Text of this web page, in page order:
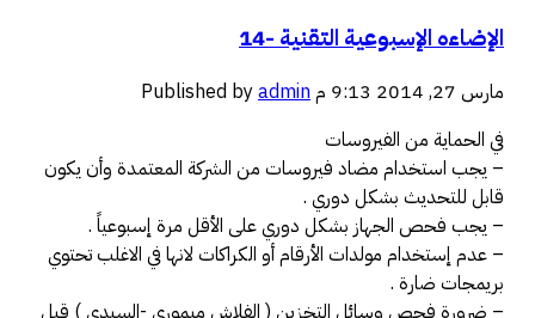
الإضاءه الإسبوعية التقنية -14
مارس 27, 2014 9:13 م Published byadmin
في الحماية من الفيروسات
– يجب استخدام مضاد فيروسات من الشركة المعتمدة وأن يكون
قابل للتحديث بشكل دوري .
– يجب فحص الجهاز بشكل دوري على الأقل مرة إسبوعياً .
– عدم إستخدام مولدات الأرقام أو الكراكات لانها في الاغلب تحتوي
بريمجات ضارة .
– ضرورة فحص وسائل التخزين ( الفلاش ميموري -السيدي ) قبل